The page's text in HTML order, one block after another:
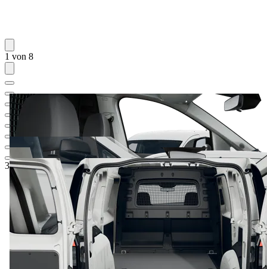
1 von 8
35.158,-‍ €1